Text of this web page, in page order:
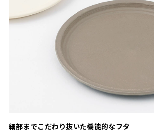
細部までこだわり抜いた機能的なフタ